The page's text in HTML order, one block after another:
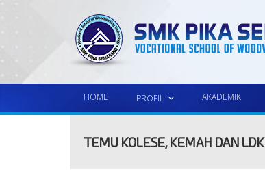
HOME PROFIL AKADEMIK
TEMU KOLESE, KEMAH DAN LDK